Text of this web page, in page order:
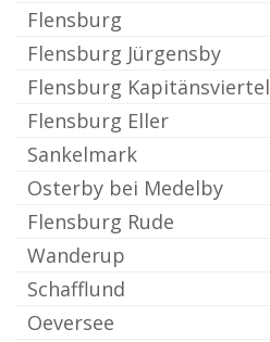
Flensburg
Flensburg Jürgensby
Flensburg Kapitänsviertel
Flensburg Eller
Sankelmark
Osterby bei Medelby
Flensburg Rude
Wanderup
Schafflund
Oeversee